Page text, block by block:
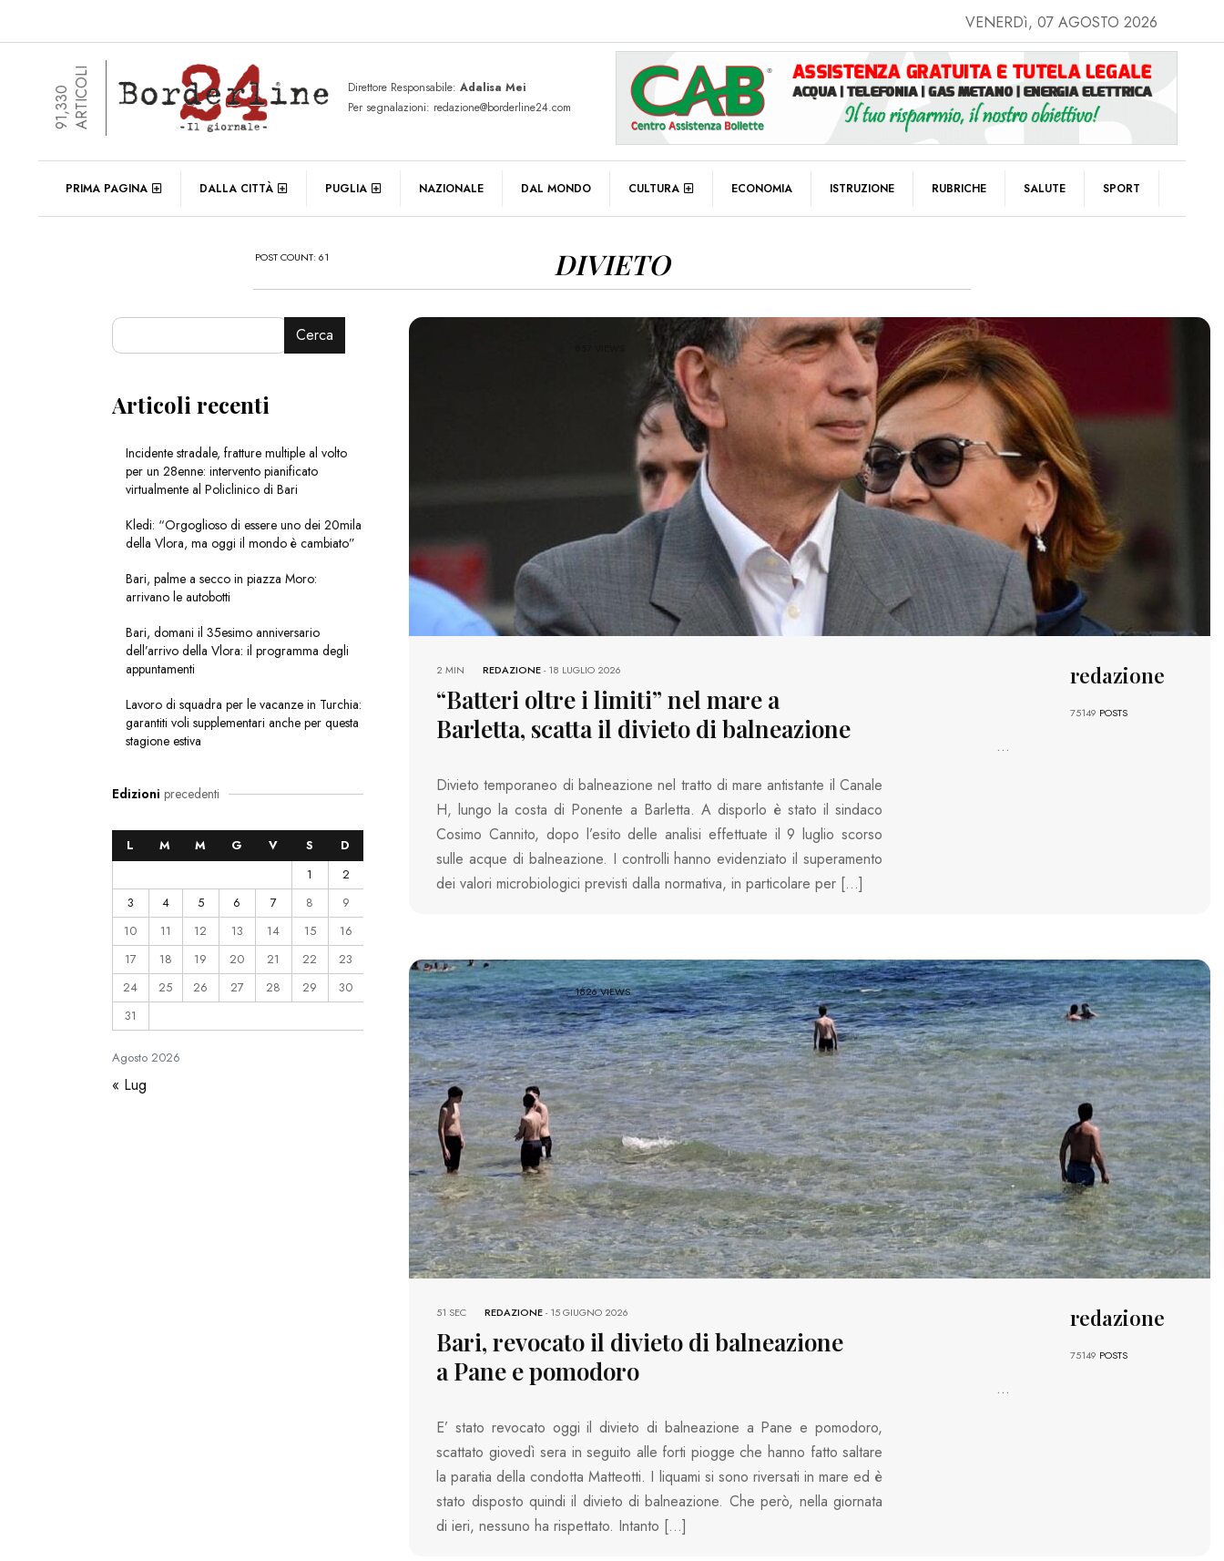
VENERDì, 07 AGOSTO 2026
91,330ARTICOLI Direttore Responsabile: Adalisa Mei
Per segnalazioni: redazione@borderline24.com
PRIMA PAGINA DALLA CITTÀ PUGLIA NAZIONALE DAL MONDO CULTURA ECONOMIA ISTRUZIONE RUBRICHE SALUTE SPORT
POST COUNT: 61 DIVIETO
REDAZIONE-18 LUGLIO 2026
2 MIN
“Batteri oltre i limiti” nel mare a
Barletta, scatta il divieto di balneazione
Divieto temporaneo di balneazione nel tratto di mare antistante il Canale
H, lungo la costa di Ponente a Barletta. A disporlo è stato il sindaco
Cosimo Cannito, dopo l’esito delle analisi effettuate il 9 luglio scorso
sulle acque di balneazione. I controlli hanno evidenziato il superamento
dei valori microbiologici previsti dalla normativa, in particolare per […]
redazione
75149 POSTS
...
1826 VIEWS
REDAZIONE-15 GIUGNO 2026
51 SEC
Bari, revocato il divieto di balneazione
a Pane e pomodoro
E’ stato revocato oggi il divieto di balneazione a Pane e pomodoro,
scattato giovedì sera in seguito alle forti piogge che hanno fatto saltare
la paratia della condotta Matteotti. I liquami si sono riversati in mare ed è
stato disposto quindi il divieto di balneazione. Che però, nella giornata
di ieri, nessuno ha rispettato. Intanto […]
redazione
75149 POSTS
...
Cerca
Articoli recenti
Incidente stradale, fratture multiple al volto
per un 28enne: intervento pianificato
virtualmente al Policlinico di Bari
Kledi: “Orgoglioso di essere uno dei 20mila
della Vlora, ma oggi il mondo è cambiato”
Bari, palme a secco in piazza Moro:
arrivano le autobotti
Bari, domani il 35esimo anniversario
dell’arrivo della Vlora: il programma degli
appuntamenti
Lavoro di squadra per le vacanze in Turchia:
garantiti voli supplementari anche per questa
stagione estiva
Edizioni precedenti
Agosto2026
L M M G V S
D
1
2
3
4 5 6 7 8
9
10
11 12 13 14 15
16
17
18 19 20 21 22
23
24
25 26 27 28 29
30
31
« Lug